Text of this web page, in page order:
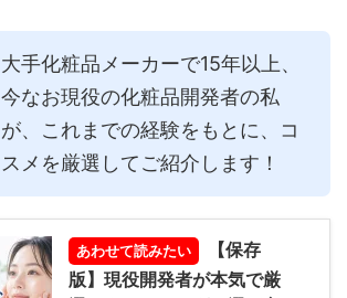
大手化粧品メーカーで15年以上、
今なお現役の化粧品開発者の私
が、これまでの経験をもとに、コ
スメを厳選してご紹介します！
あわせて読みたい
【保存
版】現役開発者が本気で厳